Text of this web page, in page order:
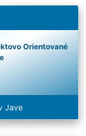
Orientované
Jave